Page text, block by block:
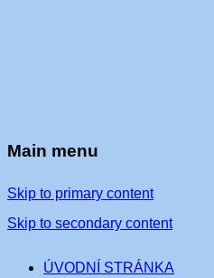
Main menu
Skip to primary content
Skip to secondary content
ÚVODNÍ STRÁNKA